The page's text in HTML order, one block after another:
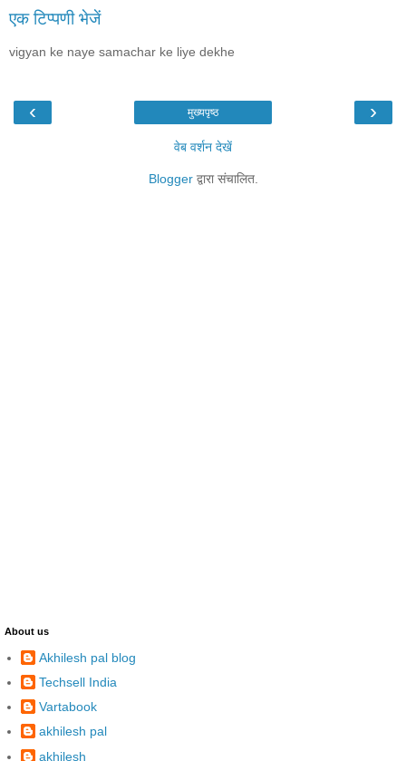
एक टिप्पणी भेजें
vigyan ke naye samachar ke liye dekhe
‹ ›
मुख्यपृष्ठ
वेब वर्शन देखें
Bloggerद्वारा संचालित.
About us
Akhilesh pal blog
Techsell India
Vartabook
akhilesh pal
akhilesh